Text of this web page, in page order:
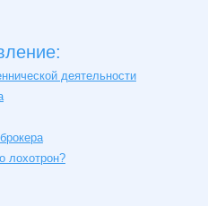
деятельности
лохотрон?